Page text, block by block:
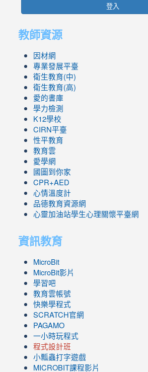
登入
教師資源
因材網
專業發展平臺
衛生教育(中)
衛生教育(高)
愛的書庫
學力檢測
K12學校
CIRN平臺
性平教育
教育雲
愛學網
國圖到你家
CPR+AED
心情溫度計
品德教育資源網
心靈加油站學生心理關懷平臺網
資訊教育
MicroBit
MicroBit影片
學習吧
教育雲帳號
快樂學程式
SCRATCH官網
PAGAMO
一小時玩程式
程式設計班
小瓢蟲打字遊戲
link
MICROBIT課程影片